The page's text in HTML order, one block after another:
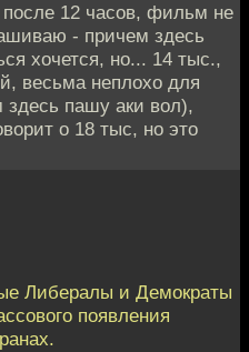
12 часов, фильм не
- причем здесь
хочется, но... 14 тыс.,
весьма неплохо для
здесь пашу аки вол),
о 18 тыс, но это
Либералы и Демократы
появления